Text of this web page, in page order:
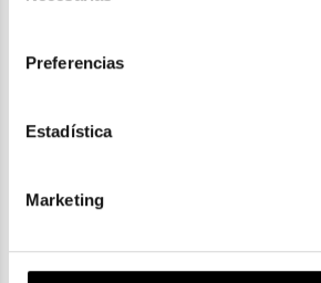
Preferencias
Estadística
Marketing
Nature Eyes